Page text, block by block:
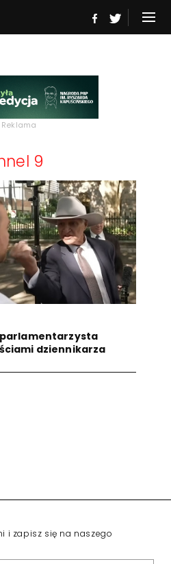
Reklama
9
dziennikarza
i zapisz się na naszego